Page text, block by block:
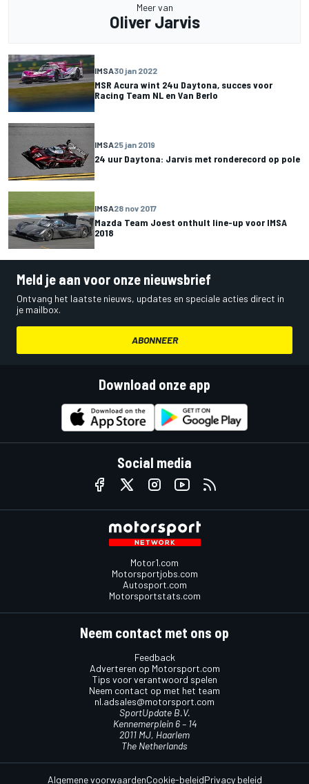
Meer van
Oliver Jarvis
IMSA30 jan 2022
MSR Acura wint 24u Daytona, succes voor
Racing Team NL en Van Berlo
IMSA25 jan 2019
24 uur Daytona: Jarvis met ronderecord op pole
IMSA28 nov 2017
Mazda Team Joest onthult line-up voor IMSA
2018
Meld je aan voor onze nieuwsbrief
Ontvang het laatste nieuws, updates en speciale acties direct in
je mailbox.
ABONNEER
Download onze app
Social media
Motor1.com
Motorsportjobs.com
Autosport.com
Motorsportstats.com
Neem contact met ons op
Feedback
Adverteren op Motorsport.com
Tips voor verantwoord spelen
Neem contact op met het team
nl.adsales@motorsport.com
SportUpdate B.V.
Kennemerplein 6 – 14
2011 MJ, Haarlem
The Netherlands
Algemene voorwaardenCookie-beleidPrivacy beleid